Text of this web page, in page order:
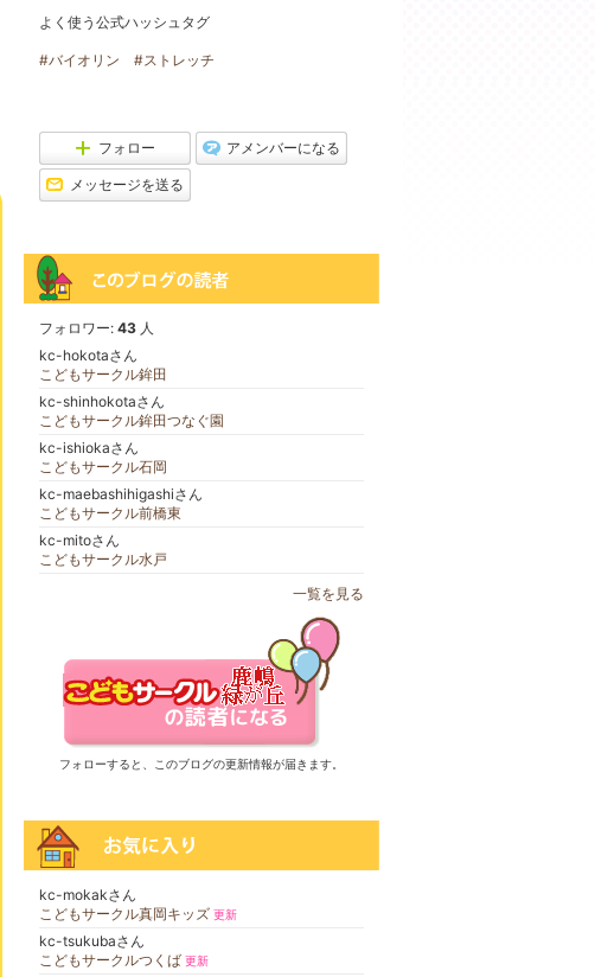
よく使う公式ハッシュタグ
#バイオリン #ストレッチ
フォロー アメンバーになる
メッセージを送る
フォロワー: 43 人
kc-hokotaさん
こどもサークル鉾田
kc-shinhokotaさん
こどもサークル鉾田つなぐ園
kc-ishiokaさん
こどもサークル石岡
kc-maebashihigashiさん
こどもサークル前橋東
kc-mitoさん
こどもサークル水戸
一覧を見る
フォローすると、このブログの更新情報が届きます。
kc-mokakさん
こどもサークル真岡キッズ 更新
kc-tsukubaさん
こどもサークルつくば 更新